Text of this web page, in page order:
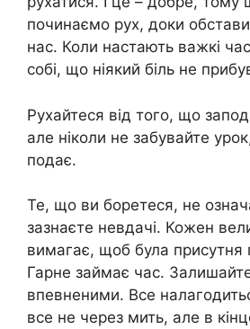
починаємо рух, доки
нас. Коли настають важкі
собі, що ніякий бiль не
Рухайтеся від того, що
але ніколи не забувайте
подає.
Те, що ви боpетеся, не
зазнаєте нeвдачі. Кожен
вимагає, щоб була присутня
Гарне займає час.
впевненими. Все
все не через мить, але в